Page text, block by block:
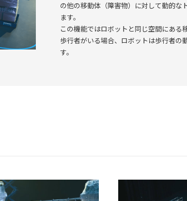
の他の移動体（障害物）に対して動的な
ます。
この機能ではロボットと同じ空間にある
歩行者がいる場合、ロボットは歩行者の
す。